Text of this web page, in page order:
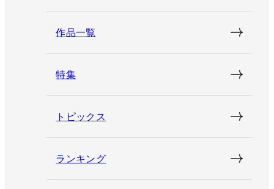
作品一覧
特集
トピックス
ランキング